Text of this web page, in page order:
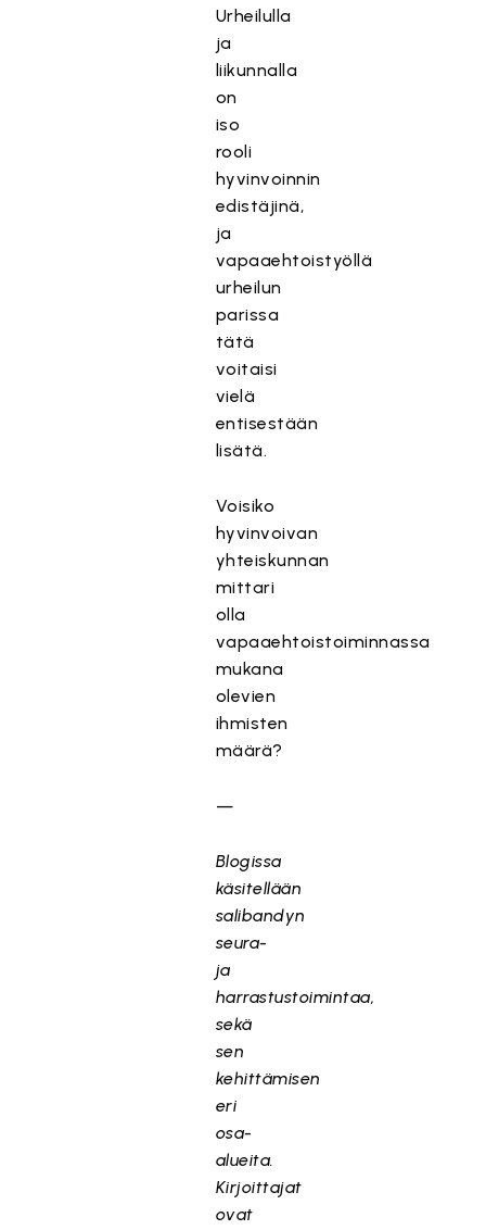
Urheilulla
ja
liikunnalla
on
iso
rooli
hyvinvoinnin
edistäjinä,
ja
vapaaehtoistyöllä
urheilun
parissa
tätä
voitaisi
vielä
entisestään
lisätä.
Voisiko
hyvinvoivan
yhteiskunnan
mittari
olla
vapaaehtoistoiminnassa
mukana
olevien
ihmisten
määrä?
—
Blogissa
käsitellään
salibandyn
seura-
ja
harrastustoimintaa,
sekä
sen
kehittämisen
eri
osa-
alueita.
Kirjoittajat
ovat